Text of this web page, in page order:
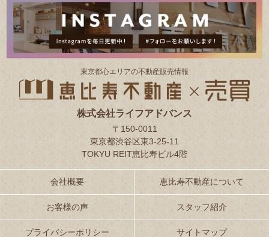
東京都⼼エリアの不動産販売情報
株式会社ライフアドバンス
〒150-0011
東京都渋谷区東3-25-11
TOKYU REIT恵比寿ビル4階
会社概要 恵比寿不動産について
お客様の声 スタッフ紹介
プライバシーポリシー サイトマップ